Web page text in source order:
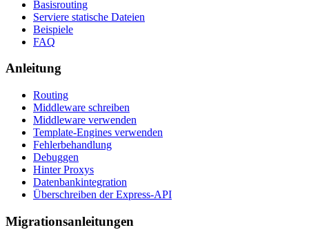
Basisrouting
Serviere statische Dateien
Beispiele
FAQ
Anleitung
Routing
Middleware schreiben
Middleware verwenden
Template-Engines verwenden
Fehlerbehandlung
Debuggen
Hinter Proxys
Datenbankintegration
Überschreiben der Express-API
Migrationsanleitungen